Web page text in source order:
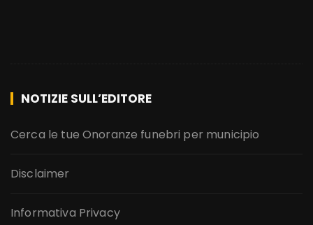
NOTIZIE SULL’EDITORE
Cerca le tue Onoranze funebri per municipio
Disclaimer
Informativa Privacy